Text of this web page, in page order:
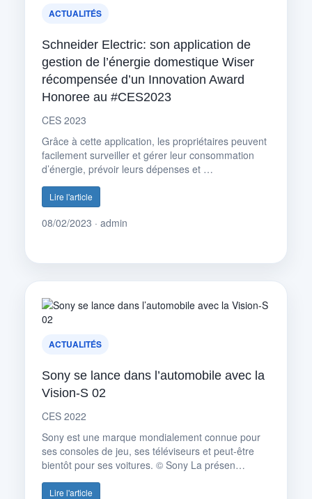
ACTUALITÉS
Schneider Electric: son application de
gestion de l’énergie domestique Wiser
récompensée d’un Innovation Award
Honoree au #CES2023
CES 2023
Grâce à cette application, les propriétaires peuvent
facilement surveiller et gérer leur consommation
d’énergie, prévoir leurs dépenses et …
Lire l'article
08/02/2023 · admin
ACTUALITÉS
Sony se lance dans l’automobile avec la
Vision-S 02
CES 2022
Sony est une marque mondialement connue pour
ses consoles de jeu, ses téléviseurs et peut-être
bientôt pour ses voitures. © Sony La présen…
Lire l'article